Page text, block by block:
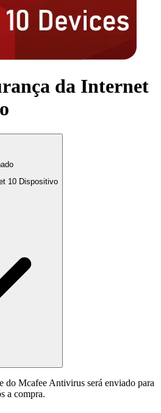
da Internet
10 Dispositivo
do Mcafee Antivirus será enviado para
a compra.